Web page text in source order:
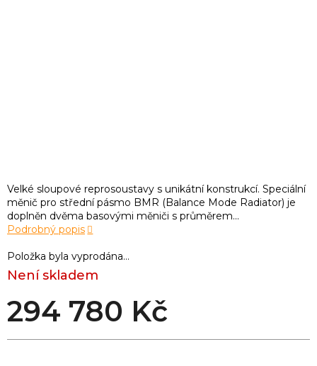
Není skladem
294 780 Kč
Položka byla vyprodána…
Velké sloupové reprosoustavy s unikátní konstrukcí. Speciální
měnič pro střední pásmo BMR (Balance Mode Radiator) je
doplněn dvěma basovými měniči s průměrem...
Podrobný popis